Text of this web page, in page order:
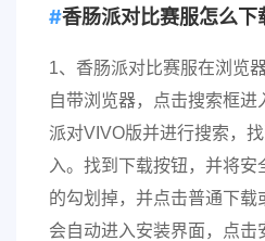
香肠派对比赛服怎么下
1、香肠派对比赛服在浏览
自带浏览器，点击搜索框进
派对VIVO版并进行搜索，
入。找到下载按钮，并将
的勾划掉，并点击普通下载
会自动进入安装界面，点击